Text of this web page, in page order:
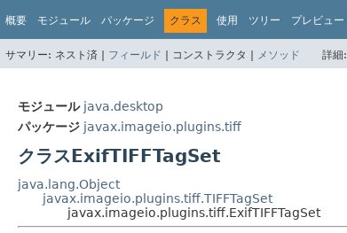
概要 モジュール パッケージ クラス 使用 ツリー プレビュー
サマリー: ネスト済 | フィールド | コンストラクタ | メソッド 詳細:
モジュール java.desktop
パッケージ javax.imageio.plugins.tiff
クラスExifTIFFTagSet
java.lang.Object
javax.imageio.plugins.tiff.TIFFTagSet
javax.imageio.plugins.tiff.ExifTIFFTagSet